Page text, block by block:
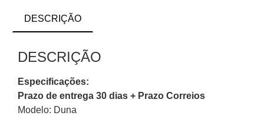
DESCRIÇÃO
DESCRIÇÃO
Especificações:
Prazo de entrega 30 dias + Prazo Correios
Modelo: Duna